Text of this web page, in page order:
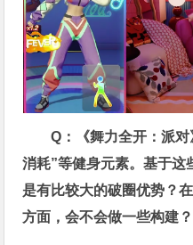
Q：《舞力全开：派
消耗”等健身元素。基于这
是有比较大的破圈优势？
方面，会不会做一些构建？